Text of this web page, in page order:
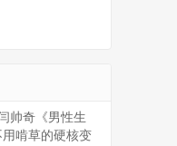
帅奇《男性生
啃草的硬核变